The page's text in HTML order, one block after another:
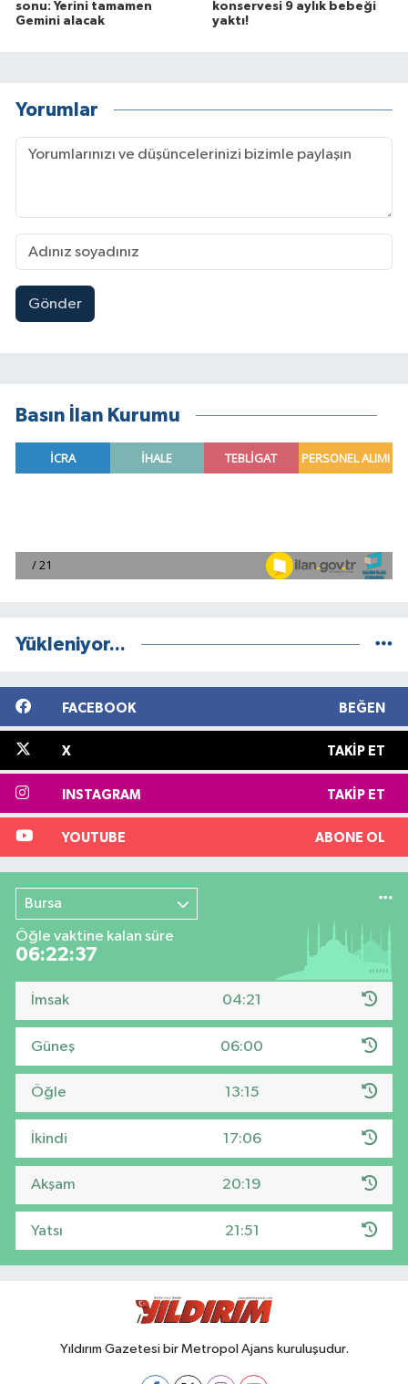
sonu: Yerini tamamen
Gemini alacak
konservesi 9 aylık bebeği
yaktı!
Yorumlar
Gönder
Basın İlan Kurumu
Yükleniyor...
FACEBOOK BEĞEN
X TAKIP ET
INSTAGRAM TAKIP ET
YOUTUBE ABONE OL
Bursa
Öğle vaktine kalan süre
06:22:36
İmsak 04:21
Güneş 06:00
Öğle 13:15
İkindi 17:06
Akşam 20:19
Yatsı 21:51
Yıldırım Gazetesi bir Metropol Ajans kuruluşudur.